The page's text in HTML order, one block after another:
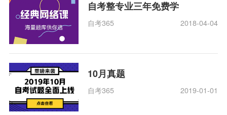
自考整专业三年免费学
自考365 2018-04-04
10月真题
自考365 2019-01-01